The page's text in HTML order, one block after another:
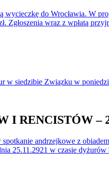
do Wrocławia. W
Zgłoszenia wraz z wpłatą
w siedzibie Związku w
RENCISTÓW –
andrzejkowe z
25.11.2921 w czasie